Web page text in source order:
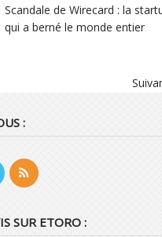
Scandale de Wirecard : la
qui a berné le monde entier
:
SUR ETORO :